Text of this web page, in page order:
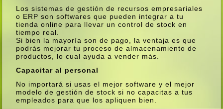
Los sistemas de gestión de recursos empresariales
o ERP son softwares que pueden integrar a tu
tienda online para llevar un control de stock en
tiempo real.
Si bien la mayorí­a son de pago, la ventaja es que
podrás mejorar tu proceso de almacenamiento de
productos, lo cual ayuda a vender más.
Capacitar al personal
No importará si usas el mejor software y el mejor
modelo de gestión de stock si no capacitas a tus
empleados para que los apliquen bien.